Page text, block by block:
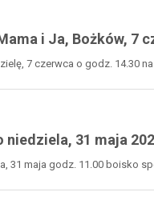
i Ja, Bożków, 7
7 czerwca o godz. 14.30
niedziela, 31 maja
31 maja godz. 11.00 boisko